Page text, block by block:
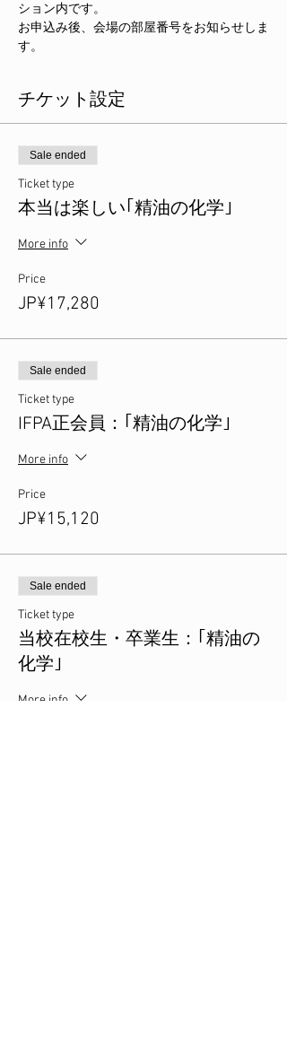
ション内です。
お申込み後、会場の部屋番号をお知らせしま
す。
チケット設定
Sale ended
Ticket type
本当は楽しい｢精油の化学｣
More info
Price
JP¥17,280
Sale ended
Ticket type
IFPA正会員：｢精油の化学｣
More info
Price
JP¥15,120
Sale ended
Ticket type
当校在校生・卒業生：｢精油の
化学｣
More info